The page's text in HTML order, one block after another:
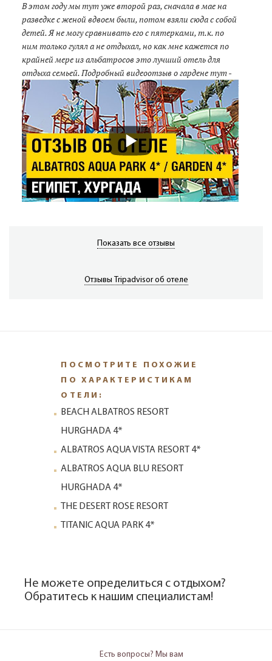
В этом году мы тут уже второй раз, сначала в мае на
разведке с женой вдвоем были, потом взяли сюда с собой
детей. Я не могу сравнивать его с пятерками, т.к. по
ним только гулял а не отдыхал, но как мне кажется по
крайней мере из альбатросов это лучший отель для
отдыха семьей. Подробный видеоотзыв о гардене тут -
Показать все отзывы
Отзывы Tripadvisor об отеле
ПОСМОТРИТЕ ПОХОЖИЕ
ПО ХАРАКТЕРИСТИКАМ
ОТЕЛИ:
BEACH ALBATROS RESORT
HURGHADA 4*
ALBATROS AQUA VISTA RESORT 4*
ALBATROS AQUA BLU RESORT
HURGHADA 4*
THE DESERT ROSE RESORT
TITANIC AQUA PARK 4*
Не можете определиться с отдыхом?
Обратитесь к нашим специалистам!
Есть вопросы? Мы вам